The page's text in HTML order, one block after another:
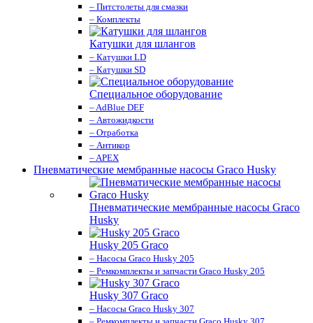
– Питстолеты для смазки
– Комплекты
Катушки для шлангов
– Катушки LD
– Катушки SD
Специальное оборудование
– AdBlue DEF
– Автожидкости
– Отработка
– Антикор
– APEX
Пневматические мембранные насосы Graco Husky
Пневматические мембранные насосы Graco
Husky
Husky 205 Graco
– Насосы Graco Husky 205
– Ремкомплекты и запчасти Graco Husky 205
Husky 307 Graco
– Насосы Graco Husky 307